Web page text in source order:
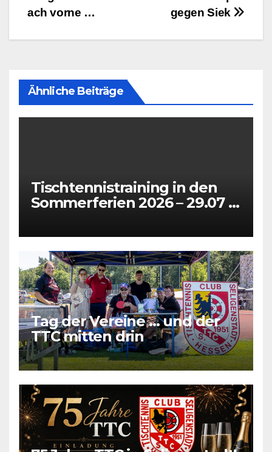
gegen Siek
ach vorne …
Ähnliche Beiträge
Tischtennistraining in den
Sommerferien 2026 – 29.07 +
Tag der Vereine … und der
TTC mitten drin